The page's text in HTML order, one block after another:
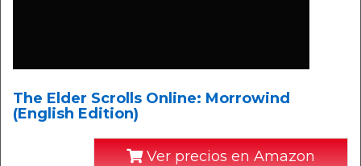
The Elder Scrolls Online: Morrowind
(English Edition)
Ver precios en Amazon